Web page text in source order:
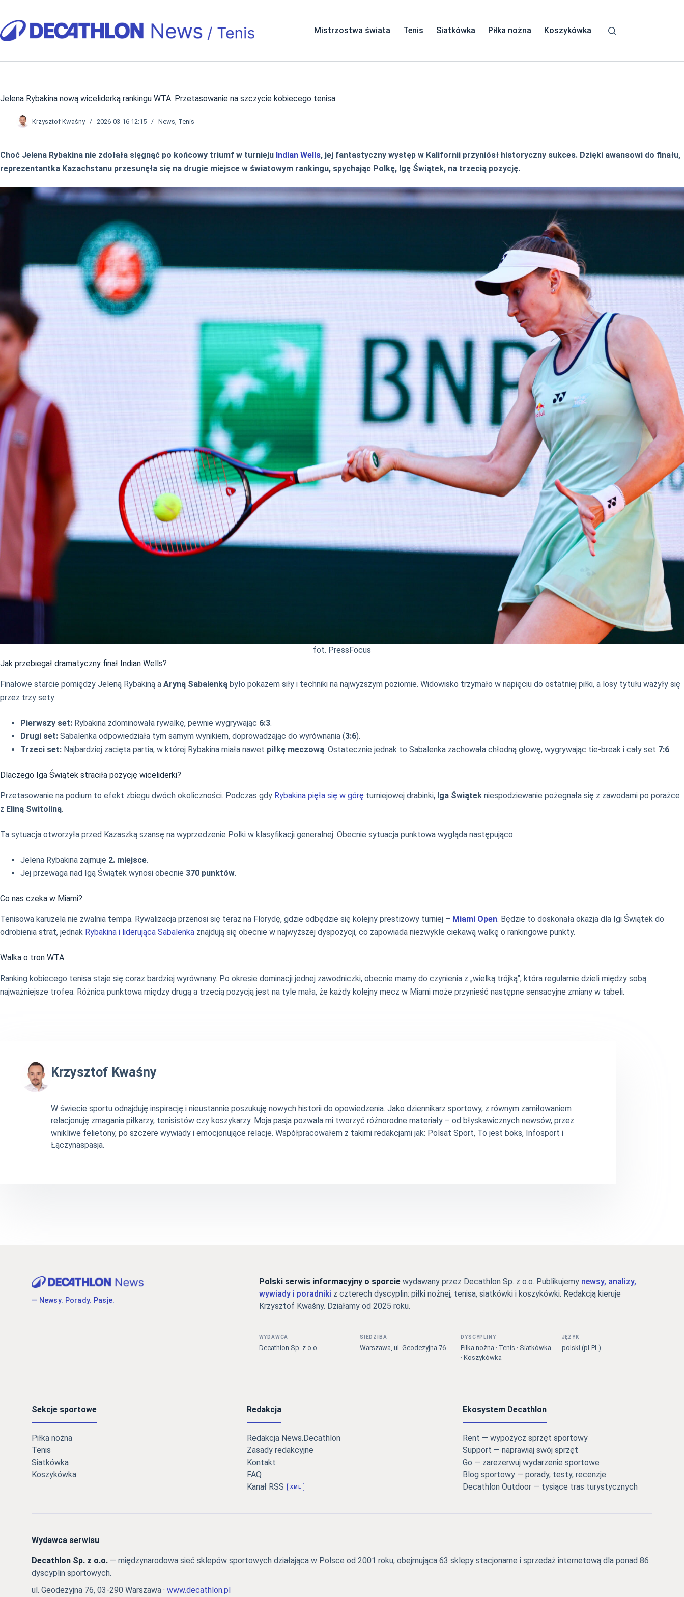
treści
Mistrzostwa świata Tenis Siatkówka Piłka nożna Koszykówka
Jelena Rybakina nową wiceliderką rankingu WTA: Przetasowanie na szczycie kobiecego tenisa
Krzysztof Kwaśny 2026-03-16 12:15 News Tenis
Choć Jelena Rybakina nie zdołała sięgnąć po końcowy triumf w turnieju Indian Wells, jej fantastyczny występ w Kalifornii przyniósł historyczny sukces. Dzięki awansowi do finału,
reprezentantka Kazachstanu przesunęła się na drugie miejsce w światowym rankingu, spychając Polkę, Igę Świątek, na trzecią pozycję.
fot. PressFocus
Jak przebiegał dramatyczny finał Indian Wells?
Finałowe starcie pomiędzy Jeleną Rybakiną a Aryną Sabalenką było pokazem siły i techniki na najwyższym poziomie. Widowisko trzymało w napięciu do ostatniej piłki, a losy tytułu ważyły się
przez trzy sety:
Pierwszy set: Rybakina zdominowała rywalkę, pewnie wygrywając 6:3.
Drugi set: Sabalenka odpowiedziała tym samym wynikiem, doprowadzając do wyrównania (3:6).
Trzeci set: Najbardziej zacięta partia, w której Rybakina miała nawet piłkę meczową. Ostatecznie jednak to Sabalenka zachowała chłodną głowę, wygrywając tie-break i cały set 7:6.
Dlaczego Iga Świątek straciła pozycję wiceliderki?
Przetasowanie na podium to efekt zbiegu dwóch okoliczności. Podczas gdy Rybakina pięła się w górę turniejowej drabinki, Iga Świątek niespodziewanie pożegnała się z zawodami po porażce
z Eliną Switoliną.
Ta sytuacja otworzyła przed Kazaszką szansę na wyprzedzenie Polki w klasyfikacji generalnej. Obecnie sytuacja punktowa wygląda następująco:
Jelena Rybakina zajmuje 2. miejsce.
Jej przewaga nad Igą Świątek wynosi obecnie 370 punktów.
Co nas czeka w Miami?
Tenisowa karuzela nie zwalnia tempa. Rywalizacja przenosi się teraz na Florydę, gdzie odbędzie się kolejny prestiżowy turniej – Miami Open. Będzie to doskonała okazja dla Igi Świątek do
odrobienia strat, jednak Rybakina i liderująca Sabalenka znajdują się obecnie w najwyższej dyspozycji, co zapowiada niezwykle ciekawą walkę o rankingowe punkty.
Walka o tron WTA
Ranking kobiecego tenisa staje się coraz bardziej wyrównany. Po okresie dominacji jednej zawodniczki, obecnie mamy do czynienia z „wielką trójką”, która regularnie dzieli między sobą
najważniejsze trofea. Różnica punktowa między drugą a trzecią pozycją jest na tyle mała, że każdy kolejny mecz w Miami może przynieść następne sensacyjne zmiany w tabeli.
Krzysztof Kwaśny
W świecie sportu odnajduję inspirację i nieustannie poszukuję nowych historii do opowiedzenia. Jako dziennikarz sportowy, z równym zamiłowaniem
relacjonuję zmagania piłkarzy, tenisistów czy koszykarzy. Moja pasja pozwala mi tworzyć różnorodne materiały – od błyskawicznych newsów, przez
wnikliwe felietony, po szczere wywiady i emocjonujące relacje. Współpracowałem z takimi redakcjami jak: Polsat Sport, To jest boks, Infosport i
Łączynaspasja.
— Newsy. Porady. Pasje.
Polski serwis informacyjny o sporciewydawany przez Decathlon Sp. z o.o. Publikujemy newsy, analizy,
wywiady i poradniki z czterech dyscyplin: piłki nożnej, tenisa, siatkówki i koszykówki. Redakcją kieruje
Krzysztof Kwaśny. Działamy od 2025 roku.
WYDAWCA
Decathlon Sp. z o.o.
SIEDZIBA
Warszawa, ul. Geodezyjna 76
DYSCYPLINY
Piłka nożna · Tenis · Siatkówka
· Koszykówka
JĘZYK
polski (pl-PL)
Sekcje sportowe
Piłka nożna
Tenis
Siatkówka
Koszykówka
Redakcja
Redakcja News.Decathlon
Zasady redakcyjne
Kontakt
FAQ
Kanał RSS
XML
Ekosystem Decathlon
Rent — wypożycz sprzęt sportowy
Support — naprawiaj swój sprzęt
Go — zarezerwuj wydarzenie sportowe
Blog sportowy — porady, testy, recenzje
Decathlon Outdoor — tysiące tras turystycznych
Wydawca serwisu
Decathlon Sp. z o.o. — międzynarodowa sieć sklepów sportowych działająca w Polsce od 2001 roku, obejmująca 63 sklepy stacjonarne i sprzedaż internetową dla ponad 86
dyscyplin sportowych.
ul. Geodezyjna 76, 03-290 Warszawa · www.decathlon.pl